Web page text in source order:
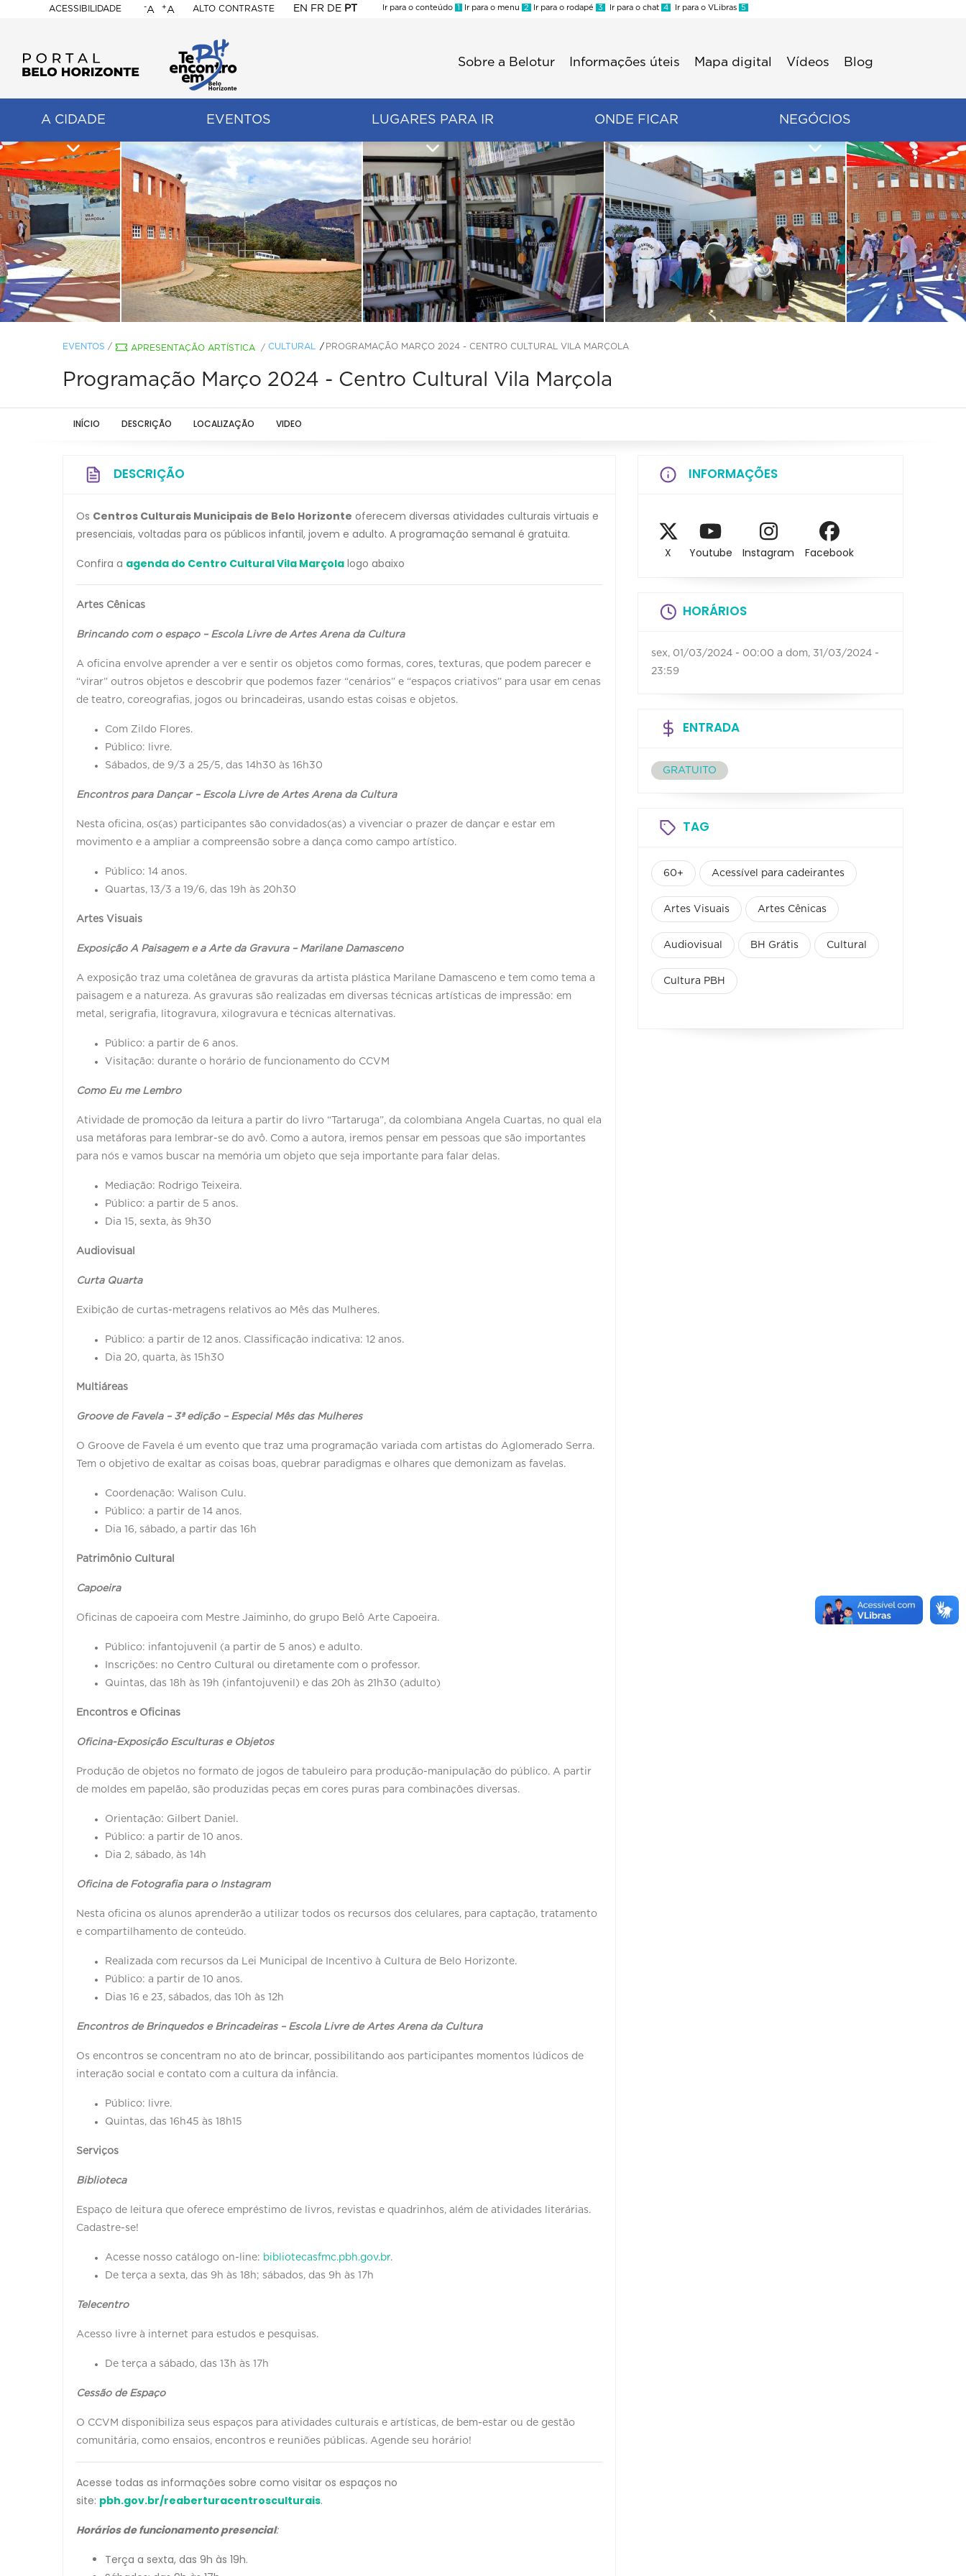
ACESSIBILIDADE
BELO
HORIZONTE
-A +A ALTO CONTRASTE EN FR DE PT
Ir para o conteúdo 1 Ir para o menu 2 Ir para o rodapé 3 Ir para o chat 4 Ir para o VLibras 5
Sobre a Belotur Informações úteis Mapa digital Vídeos Blog
A CIDADE EVENTOS LUGARES PARA IR ONDE FICAR NEGÓCIOS
EVENTOS / APRESENTAÇÃO ARTÍSTICA / CULTURAL PROGRAMAÇÃO MARÇO 2024 - CENTRO CULTURAL VILA MARÇOLA
Programação Março 2024 - Centro Cultural Vila Marçola
INÍCIO DESCRIÇÃO LOCALIZAÇÃO VIDEO
DESCRIÇÃO
Os Centros Culturais Municipais de Belo Horizonte oferecem diversas atividades culturais virtuais e
presenciais, voltadas para os públicos infantil, jovem e adulto. A programação semanal é gratuita.
Confira a agenda do Centro Cultural Vila Marçola logo abaixo
Artes Cênicas
Brincando com o espaço – Escola Livre de Artes Arena da Cultura
A oficina envolve aprender a ver e sentir os objetos como formas, cores, texturas, que podem parecer e
“virar” outros objetos e descobrir que podemos fazer “cenários” e “espaços criativos” para usar em cenas
de teatro, coreografias, jogos ou brincadeiras, usando estas coisas e objetos.
Com Zildo Flores.
Público: livre.
Sábados, de 9/3 a 25/5, das 14h30 às 16h30
Encontros para Dançar – Escola Livre de Artes Arena da Cultura
Nesta oficina, os(as) participantes são convidados(as) a vivenciar o prazer de dançar e estar em
movimento e a ampliar a compreensão sobre a dança como campo artístico.
Público: 14 anos.
Quartas, 13/3 a 19/6, das 19h às 20h30
Artes Visuais
Exposição A Paisagem e a Arte da Gravura – Marilane Damasceno
A exposição traz uma coletânea de gravuras da artista plástica Marilane Damasceno e tem como tema a
paisagem e a natureza. As gravuras são realizadas em diversas técnicas artísticas de impressão: em
metal, serigrafia, litogravura, xilogravura e técnicas alternativas.
Público: a partir de 6 anos.
Visitação: durante o horário de funcionamento do CCVM
Como Eu me Lembro
Atividade de promoção da leitura a partir do livro “Tartaruga”, da colombiana Angela Cuartas, no qual ela
usa metáforas para lembrar-se do avô. Como a autora, iremos pensar em pessoas que são importantes
para nós e vamos buscar na memória um objeto que seja importante para falar delas.
Mediação: Rodrigo Teixeira.
Público: a partir de 5 anos.
Dia 15, sexta, às 9h30
Audiovisual
Curta Quarta
Exibição de curtas-metragens relativos ao Mês das Mulheres.
Público: a partir de 12 anos. Classificação indicativa: 12 anos.
Dia 20, quarta, às 15h30
Multiáreas
Groove de Favela – 3ª edição – Especial Mês das Mulheres
O Groove de Favela é um evento que traz uma programação variada com artistas do Aglomerado Serra.
Tem o objetivo de exaltar as coisas boas, quebrar paradigmas e olhares que demonizam as favelas.
Coordenação: Walison Culu.
Público: a partir de 14 anos.
Dia 16, sábado, a partir das 16h
Patrimônio Cultural
Capoeira
Oficinas de capoeira com Mestre Jaiminho, do grupo Belô Arte Capoeira.
Público: infantojuvenil (a partir de 5 anos) e adulto.
Inscrições: no Centro Cultural ou diretamente com o professor.
Quintas, das 18h às 19h (infantojuvenil) e das 20h às 21h30 (adulto)
Encontros e Oficinas
Oficina-Exposição Esculturas e Objetos
Produção de objetos no formato de jogos de tabuleiro para produção-manipulação do público. A partir
de moldes em papelão, são produzidas peças em cores puras para combinações diversas.
Orientação: Gilbert Daniel.
Público: a partir de 10 anos.
Dia 2, sábado, às 14h
Oficina de Fotografia para o Instagram
Nesta oficina os alunos aprenderão a utilizar todos os recursos dos celulares, para captação, tratamento
e compartilhamento de conteúdo.
Realizada com recursos da Lei Municipal de Incentivo à Cultura de Belo Horizonte.
Público: a partir de 10 anos.
Dias 16 e 23, sábados, das 10h às 12h
Encontros de Brinquedos e Brincadeiras – Escola Livre de Artes Arena da Cultura
Os encontros se concentram no ato de brincar, possibilitando aos participantes momentos lúdicos de
interação social e contato com a cultura da infância.
Público: livre.
Quintas, das 16h45 às 18h15
Serviços
Biblioteca
Espaço de leitura que oferece empréstimo de livros, revistas e quadrinhos, além de atividades literárias.
Cadastre-se!
Acesse nosso catálogo on-line: bibliotecasfmc.pbh.gov.br.
De terça a sexta, das 9h às 18h; sábados, das 9h às 17h
Telecentro
Acesso livre à internet para estudos e pesquisas.
De terça a sábado, das 13h às 17h
Cessão de Espaço
O CCVM disponibiliza seus espaços para atividades culturais e artísticas, de bem-estar ou de gestão
comunitária, como ensaios, encontros e reuniões públicas. Agende seu horário!
Acesse todas as informações sobre como visitar os espaços no
site: pbh.gov.br/reaberturacentrosculturais.
Horários de funcionamento presencial:
Terça a sexta, das 9h às 19h.
INFORMAÇÕES
X Youtube Instagram Facebook
HORÁRIOS
sex, 01/03/2024 - 00:00 a dom, 31/03/2024 -
23:59
ENTRADA
GRATUITO
TAG
60+ Acessível para cadeirantes
Artes Visuais Artes Cênicas
Audiovisual BH Grátis Cultural
Cultura PBH